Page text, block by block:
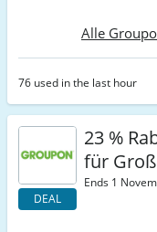
Alle
76 used in the last hour
DEAL
23 %
für
Ends 1